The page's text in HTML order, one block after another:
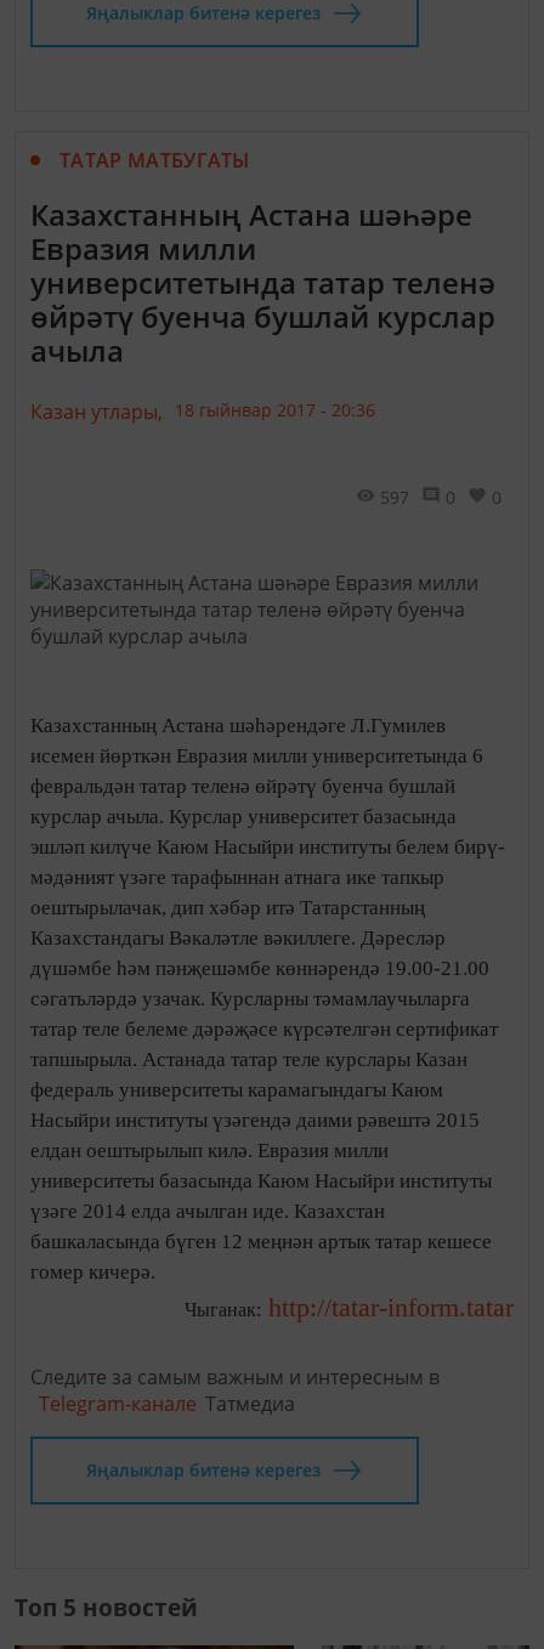
Яңалыклар битенә керегез
ТАТАР МАТБУГАТЫ
Казахстанның Астана шәһәре
Евразия милли
университетында татар теленә
өйрәтү буенча бушлай курслар
ачыла
Казан утлары, 18 гыйнвар 2017 - 20:36
597 0 0
Казахстанның Астана шәһәрендәге Л.Гумилев
исемен йөрткән Евразия милли университетында 6
февральдән татар теленә өйрәтү буенча бушлай
курслар ачыла. Курслар университет базасында
эшләп килүче Каюм Насыйри институты белем бирү-
мәдәният үзәге тарафыннан атнага ике тапкыр
оештырылачак, дип хәбәр итә Татарстанның
Казахстандагы Вәкаләтле вәкиллеге. Дәресләр
дүшәмбе һәм пәнҗешәмбе көннәрендә 19.00-21.00
сәгатьләрдә узачак. Курсларны тәмамлаучыларга
татар теле белеме дәрәҗәсе күрсәтелгән сертификат
тапшырыла. Астанада татар теле курслары Казан
федераль университеты карамагындагы Каюм
Насыйри институты үзәгендә даими рәвештә 2015
елдан оештырылып килә. Евразия милли
университеты базасында Каюм Насыйри институты
үзәге 2014 елда ачылган иде. Казахстан
башкаласында бүген 12 меңнән артык татар кешесе
гомер кичерә.
Чыганак: http://tatar-inform.tatar
Следите за самым важным и интересным в
Telegram-канале Татмедиа
Яңалыклар битенә керегез
Топ 5 новостей